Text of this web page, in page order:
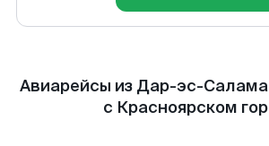
Авиарейсы из Дар-эс-
с Красноярском